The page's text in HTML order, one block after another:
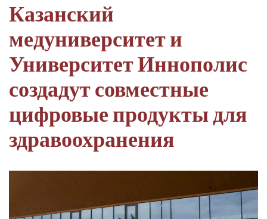
Казанский
медуниверситет и
Университет Иннополис
создадут совместные
цифровые продукты для
здравоохранения